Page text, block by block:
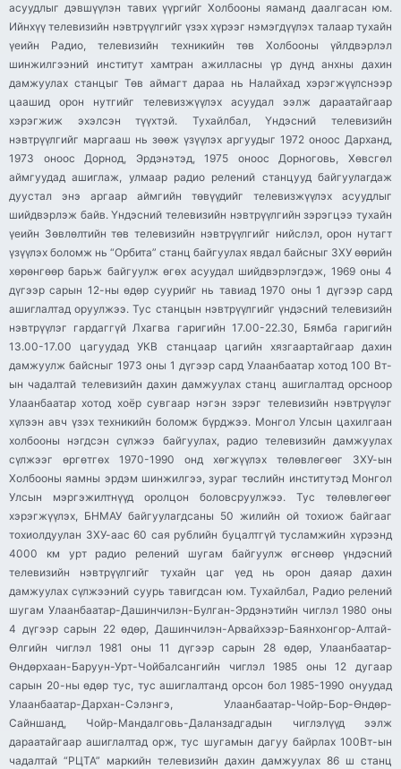
асуудлыг дэвшүүлэн тавих үүргийг Холбооны яаманд даалгасан юм.
Ийнхүү телевизийн нэвтрүүлгийг үзэх хүрээг нэмэгдүүлэх талаар тухайн
үеийн Радио, телевизийн техникийн төв Холбооны үйлдвэрлэл
шинжилгээний институт хамтран ажилласны үр дүнд анхны дахин
дамжуулах станцыг Төв аймагт дараа нь Налайхад хэрэгжүүлснээр
цаашид орон нутгийг телевизжүүлэх асуудал ээлж дараатайгаар
хэрэгжиж эхэлсэн түүхтэй. Тухайлбал, Үндэсний телевизийн
нэвтрүүлгийг маргааш нь зөөж үзүүлэх аргуудыг 1972 оноос Дарханд,
1973 оноос Дорнод, Эрдэнэтэд, 1975 оноос Дорноговь, Хөвсгөл
аймгуудад ашиглаж, улмаар радио релений станцууд байгуулагдаж
дуустал энэ аргаар аймгийн төвүүдийг телевизжүүлэх асуудлыг
шийдвэрлэж байв. Үндэсний телевизийн нэвтрүүлгийн зэрэгцээ тухайн
үеийн Зөвлөлтийн төв телевизийн нэвтрүүлгийг нийслэл, орон нутагт
үзүүлэх боломж нь “Орбита” станц байгуулах явдал байсныг ЗХУ өөрийн
хөрөнгөөр барьж байгуулж өгөх асуудал шийдвэрлэгдэж, 1969 оны 4
дүгээр сарын 12-ны өдөр суурийг нь тавиад 1970 оны 1 дүгээр сард
ашиглалтад оруулжээ. Тус станцын нэвтрүүлгийг үндэсний телевизийн
нэвтрүүлэг гардаггүй Лхагва гаригийн 17.00-22.30, Бямба гаригийн
13.00-17.00 цагуудад УКВ станцаар цагийн хязгаартайгаар дахин
дамжуулж байсныг 1973 оны 1 дүгээр сард Улаанбаатар хотод 100 Вт-
ын чадалтай телевизийн дахин дамжуулах станц ашиглалтад орсноор
Улаанбаатар хотод хоёр сувгаар нэгэн зэрэг телевизийн нэвтрүүлэг
хүлээн авч үзэх техникийн боломж бүрджээ. Монгол Улсын цахилгаан
холбооны нэгдсэн сүлжээ байгуулах, радио телевизийн дамжуулах
сүлжээг өргөтгөх 1970-1990 онд хөгжүүлэх төлөвлөгөөг ЗХУ-ын
Холбооны яамны эрдэм шинжилгээ, зураг төслийн институтэд Монгол
Улсын мэргэжилтнүүд оролцон боловсруулжээ. Тус төлөвлөгөөг
хэрэгжүүлэх, БНМАУ байгуулагдсаны 50 жилийн ой тохиож байгааг
тохиолдуулан ЗХУ-аас 60 сая рублийн буцалтгүй тусламжийн хүрээнд
4000 км урт радио релений шугам байгуулж өгснөөр үндэсний
телевизийн нэвтрүүлгийг тухайн цаг үед нь орон даяар дахин
дамжуулах сүлжээний суурь тавигдсан юм. Тухайлбал, Радио релений
шугам Улаанбаатар-Дашинчилэн-Булган-Эрдэнэтийн чиглэл 1980 оны
4 дүгээр сарын 22 өдөр, Дашинчилэн-Арвайхээр-Баянхонгор-Алтай-
Өлгийн чиглэл 1981 оны 11 дүгээр сарын 28 өдөр, Улаанбаатар-
Өндөрхаан-Баруун-Урт-Чойбалсангийн чиглэл 1985 оны 12 дугаар
сарын 20-ны өдөр тус, тус ашиглалтанд орсон бол 1985-1990 онуудад
Улаанбаатар-Дархан-Сэлэнгэ, Улаанбаатар-Чойр-Бор-Өндөр-
Сайншанд, Чойр-Мандалговь-Даланзадгадын чиглэлүүд ээлж
дараатайгаар ашиглалтад орж, тус шугамын дагуу байрлах 100Вт-ын
чадалтай “РЦТА” маркийн телевизийн дахин дамжуулах 86 ш станц